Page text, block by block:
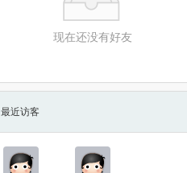
现在还没有好友
最近访客